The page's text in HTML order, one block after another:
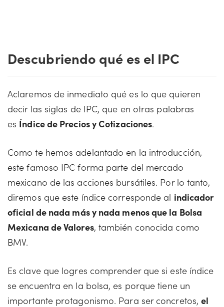
Descubriendo qué es el IPC
Aclaremos de inmediato qué es lo que quieren
decir las siglas de IPC, que en otras palabras
es Índice de Precios y Cotizaciones.
Como te hemos adelantado en la introducción,
este famoso IPC forma parte del mercado
mexicano de las acciones bursátiles. Por lo tanto,
diremos que este índice corresponde al indicador
oficial de nada más y nada menos que la Bolsa
Mexicana de Valores, también conocida como
BMV.
Es clave que logres comprender que si este índice
se encuentra en la bolsa, es porque tiene un
importante protagonismo. Para ser concretos,el